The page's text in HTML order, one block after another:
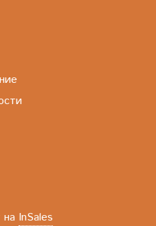
на InSales